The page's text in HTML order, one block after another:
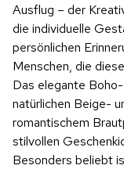
Ausflug – der
die individuelle
persönlichen
Menschen, die
Das elegante
natürlichen Beige-
romantischem
stilvollen
Besonders beliebt